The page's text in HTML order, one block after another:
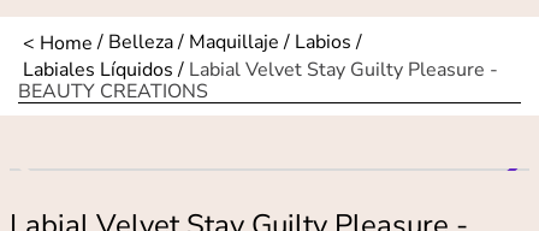
Belleza Maquillaje
Labios
Labiales Líquidos
Labial Velvet Stay Guilty Pleasure -
BEAUTY CREATIONS